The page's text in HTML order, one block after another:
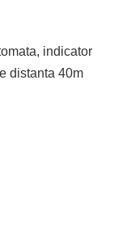
indicator
distanta 40m